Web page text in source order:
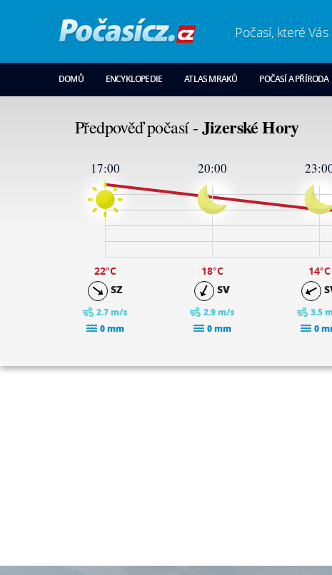
Počasí, které
DOMŮ ENCYKLOPEDIE ATLAS MRAKŮ POČASÍ A PŘÍRODA
Předpověď počasí -Jizerské Hory
17:00
22°C
SZ
2.7 m/s
0 mm
20:00
18°C
SV
2.9 m/s
0 mm
14°C
3.5
0
24
19
14